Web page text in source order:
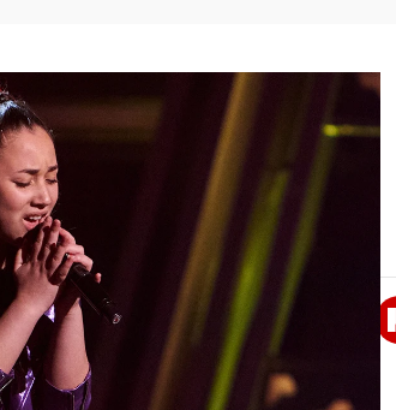
con una interpretación
‘Amor ordinario’ en La Voz Kids y
asesora en el plató.
WhatsappFacebook